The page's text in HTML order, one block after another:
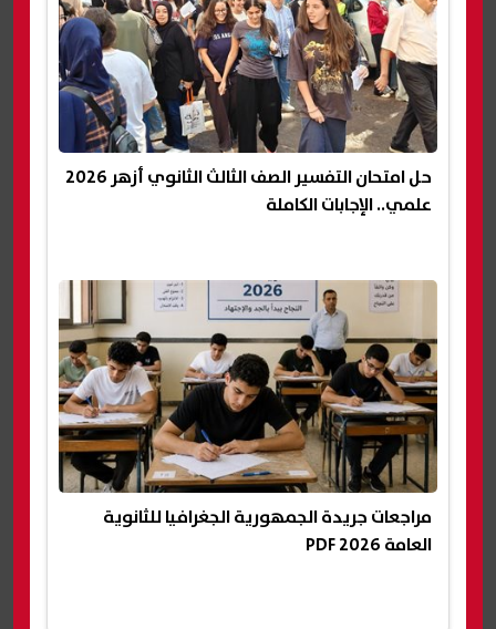
حل امتحان التفسير الصف الثالث الثانوي أزهر 2026
علمي.. الإجابات الكاملة
مراجعات جريدة الجمهورية الجغرافيا للثانوية
العامة 2026 PDF